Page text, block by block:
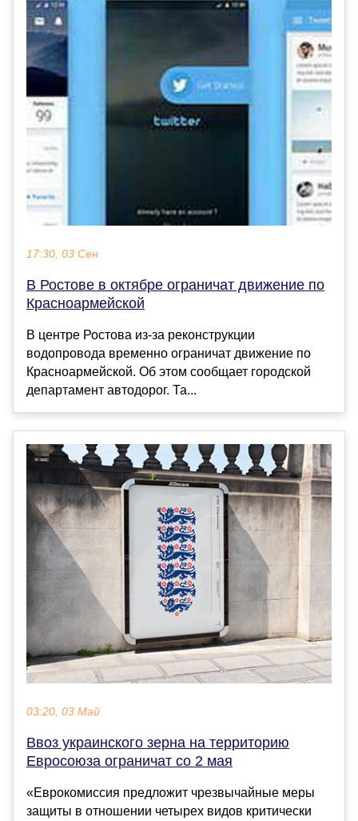
17:30, 03 Сен
В Ростове в октябре ограничат движение по
Красноармейской
В центре Ростова из-за реконструкции
водопровода временно ограничат движение по
Красноармейской. Об этом сообщает городской
департамент автодорог. Та...
03:20, 03 Май
Ввоз украинского зерна на территорию
Евросоюза ограничат со 2 мая
«Еврокомиссия предложит чрезвычайные меры
защиты в отношении четырех видов критически